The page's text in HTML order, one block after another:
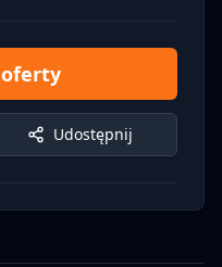
oferty
Udostępnij